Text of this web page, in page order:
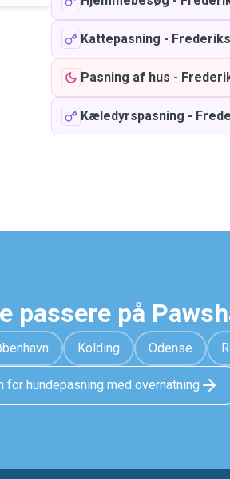
Kattepasning -
Pasning af hus -
Kæledyrspasning -
passere på
Kolding Odense
for hundepasning med overnatning